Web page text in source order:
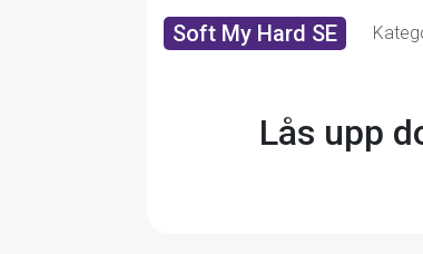
Soft My Hard SE
Lås upp